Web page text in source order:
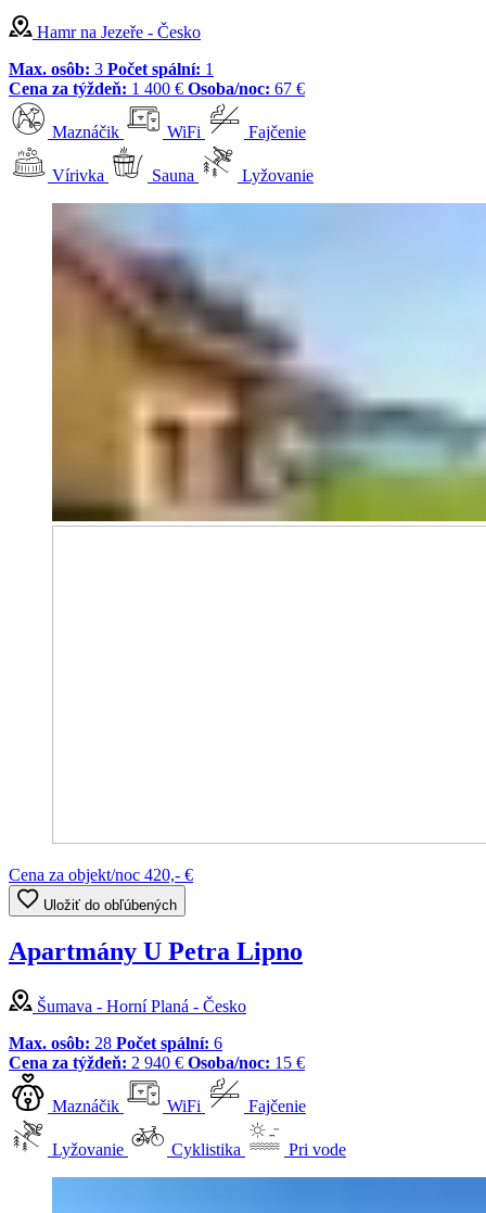
Hamr na Jezeře - Česko
Max. osôb: 3 Počet spální: 1
Cena za týždeň: 1 400 € Osoba/noc: 67 €
Maznáčik WiFi Fajčenie
Vírivka Sauna Lyžovanie
Cena za objekt/noc 420,- €
Uložiť do obľúbených
Apartmány U Petra Lipno
Šumava - Horní Planá - Česko
Max. osôb: 28 Počet spální: 6
Cena za týždeň: 2 940 € Osoba/noc: 15 €
Maznáčik WiFi Fajčenie
Lyžovanie Cyklistika Pri vode